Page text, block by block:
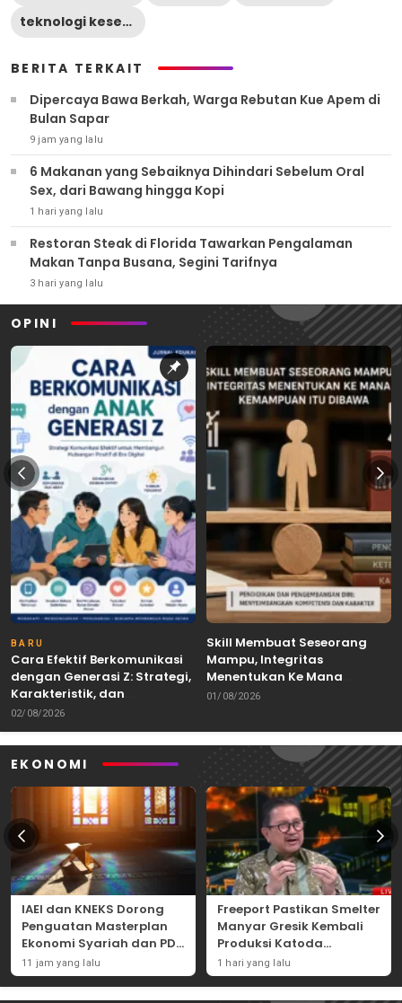
teknologi kesehatan digital
BERITA TERKAIT
Dipercaya Bawa Berkah, Warga Rebutan Kue Apem di
Bulan Sapar
9 jam yang lalu
6 Makanan yang Sebaiknya Dihindari Sebelum Oral
Sex, dari Bawang hingga Kopi
1 hari yang lalu
Restoran Steak di Florida Tawarkan Pengalaman
Makan Tanpa Busana, Segini Tarifnya
3 hari yang lalu
OPINI
BARU
Cara Efektif Berkomunikasi
dengan Generasi Z: Strategi,
Karakteristik, dan
Tantangannya
02/08/2026
Skill Membuat Seseorang
Mampu, Integritas
Menentukan Ke Mana
Kemampuan Itu Dibawa
01/08/2026
EKONOMI
IAEI dan KNEKS Dorong
Penguatan Masterplan
Ekonomi Syariah dan PDB
Syariah Indonesia
11 jam yang lalu
Freeport Pastikan Smelter
Manyar Gresik Kembali
Produksi Katoda
Tembaga Mulai
September 2026
1 hari yang lalu